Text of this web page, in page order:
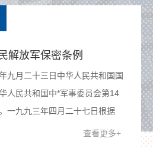
建设方案
统的组网模式为：服务器区、安
终端区共同连接至核心交换机
似于星型结构的网络模式，参照
络模型建立。核心交换机上配置三
查看更多+